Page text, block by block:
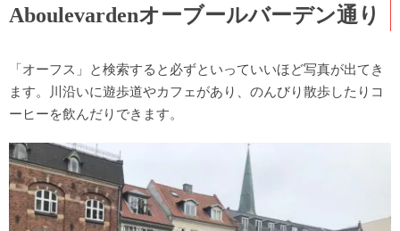
Aboulevardenオーブールバーデン通り
「オーフス」と検索すると必ずといっていいほど写真が出てき
ます。川沿いに遊歩道やカフェがあり、のんびり散歩したりコ
ーヒーを飲んだりできます。